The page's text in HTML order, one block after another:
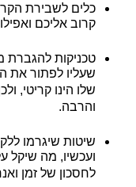
כלים לשבירת
קרוב אליכם
טכניקות להגברת
שעליו לפתור את
שלו הינו קריטי,
והרבה.
שיטות שיגרמו
ועכשיו, מה שיקל
לחסכון של זמן